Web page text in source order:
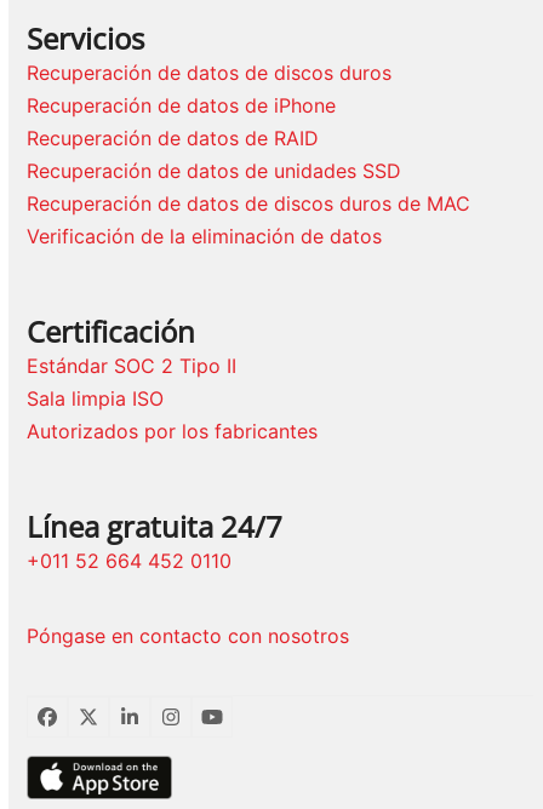
Servicios
Recuperación de datos de discos duros
Recuperación de datos de iPhone
Recuperación de datos de RAID
Recuperación de datos de unidades SSD
Recuperación de datos de discos duros de MAC
Verificación de la eliminación de datos
Certificación
Estándar SOC 2 Tipo II
Sala limpia ISO
Autorizados por los fabricantes
Línea gratuita 24/7
+011 52 664 452 0110
Póngase en contacto con nosotros
Facebook
TwitterLinkedInInstagram
YouTube